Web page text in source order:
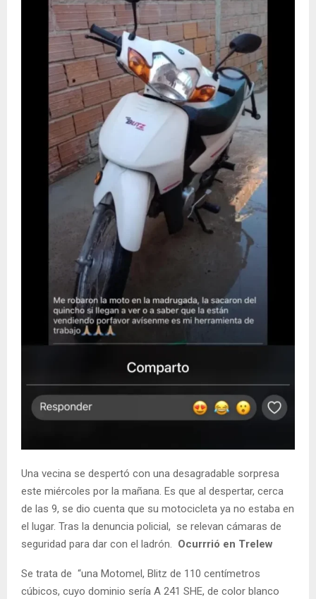
Una vecina se despertó con una desagradable sorpresa
este miércoles por la mañana. Es que al despertar, cerca
de las 9, se dio cuenta que su motocicleta ya no estaba en
el lugar. Tras la denuncia policial, se relevan cámaras de
seguridad para dar con el ladrón. Ocurrrió en Trelew
Se trata de “una Motomel, Blitz de 110 centímetros
cúbicos, cuyo dominio sería A 241 SHE, de color blanco